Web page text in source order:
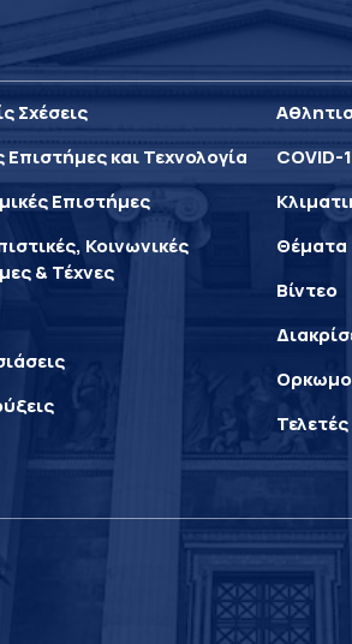
Σχέσεις
Επιστήμες και Τεχνολογία
Επιστήμες
Κοινωνικές
& Τέχνες
COVID-
Θέματα
Βίντεο